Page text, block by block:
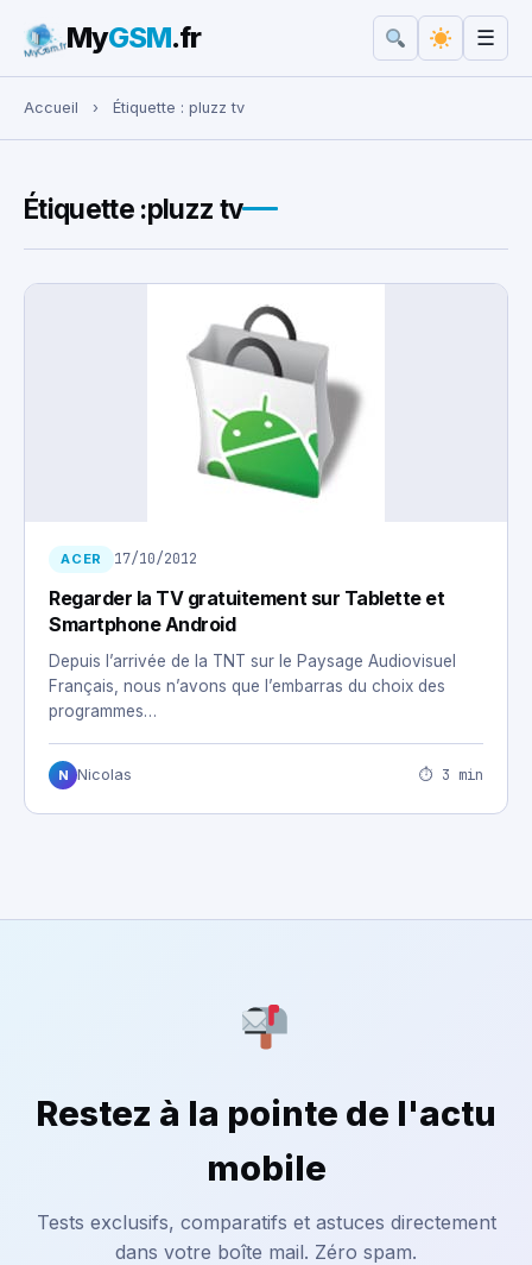
Rechercher :
MyGSM.fr ☰
Accueil › Étiquette : pluzz tv
Étiquette :pluzz tv
ACER 17/10/2012
Regarder la TV gratuitement sur Tablette et
Smartphone Android
Depuis l’arrivée de la TNT sur le Paysage Audiovisuel
Français, nous n’avons que l’embarras du choix des
programmes…
N Nicolas ⏱ 3 min
Restez à la pointe de l'actu
mobile
Tests exclusifs, comparatifs et astuces directement
dans votre boîte mail. Zéro spam.